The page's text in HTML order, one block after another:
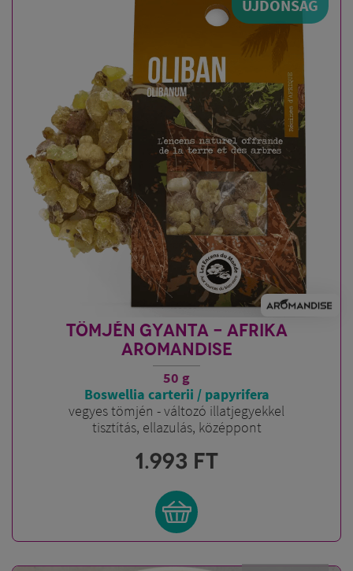
ÚJDONSÁG
TÖMJÉN GYANTA - AFRIKA
AROMANDISE
50 g
Boswellia carterii / papyrifera
vegyes tömjén - változó illatjegyekkel
tisztítás, ellazulás, középpont
1.993 FT